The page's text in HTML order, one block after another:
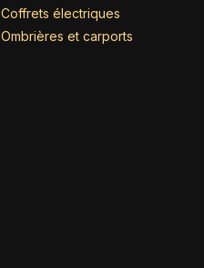
Coffrets électriques
Ombrières et carports